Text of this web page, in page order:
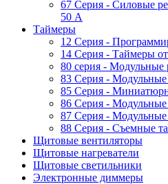
67 Серия - Силовые
50 А
Таймеры
12 Серия -
14 Серия - Таймеры
80 серия - Модульные
83 Серия -
85 Серия -
86 Серия -
87 Серия -
88 Серия - Съемные
Щитовые вентиляторы
Щитовые нагреватели
Щитовые светильники
Электронные диммеры